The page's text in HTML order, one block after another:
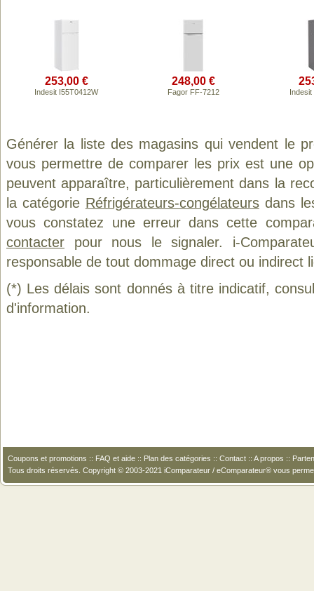
253,00 €
Indesit I55T0412W
248,00 €
Fagor FF-7212 Indesit
Générer la liste des magasins qui vendent le
vous permettre de comparer les prix est une
peuvent apparaître, particulièrement dans la
la catégorie Réfrigérateurs-congélateursdans
vous constatez une erreur dans cette
contacter pour nous le signaler. i-
responsable de tout dommage direct ou indirect
(*) Les délais sont donnés à titre indicatif,
d'information.
Coupons et promotions :: FAQ et aide :: Plan des catégories :: Contact :: A propos ::
Tous droits réservés. Copyright © 2003-2021 iComparateur / eComparateur® vous